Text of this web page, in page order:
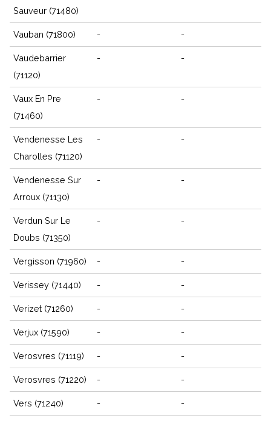
Sauveur (71480)
Vauban (71800) - -
Vaudebarrier
(71120)
- -
Vaux En Pre
(71460)
- -
Vendenesse Les
Charolles (71120)
- -
Vendenesse Sur
Arroux (71130)
- -
Verdun Sur Le
Doubs (71350)
- -
Vergisson (71960) - -
Verissey (71440) - -
Verizet (71260) - -
Verjux (71590) - -
Verosvres (71119) - -
Verosvres (71220) - -
Vers (71240) - -